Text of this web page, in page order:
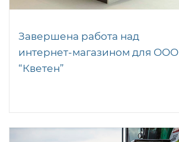
Завершена работа над
интернет-магазином для ООО
“Кветен”